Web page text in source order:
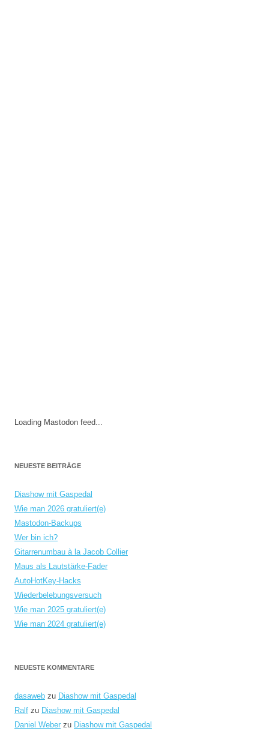
Loading Mastodon feed...
NEUESTE BEITRÄGE
Diashow mit Gaspedal
Wie man 2026 gratuliert(e)
Mastodon-Backups
Wer bin ich?
Gitarrenumbau à la Jacob Collier
Maus als Lautstärke-Fader
AutoHotKey-Hacks
Wiederbelebungsversuch
Wie man 2025 gratuliert(e)
Wie man 2024 gratuliert(e)
NEUESTE KOMMENTARE
dasaweb zu Diashow mit Gaspedal
Ralf zu Diashow mit Gaspedal
Daniel Weber zu Diashow mit Gaspedal